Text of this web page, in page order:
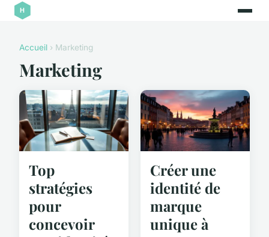
Accueil › Marketing
Marketing
Top
stratégies
pour
concevoir
Créer une
identité de
marque
unique à